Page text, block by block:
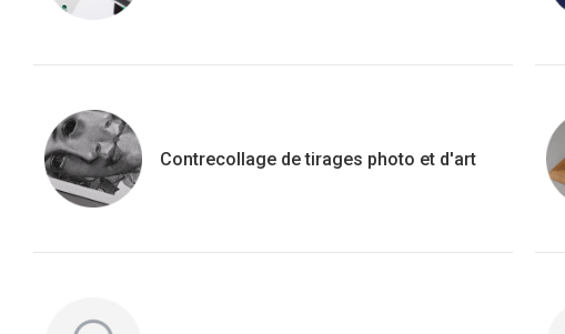
Contrecollage de tirages photo et d'art